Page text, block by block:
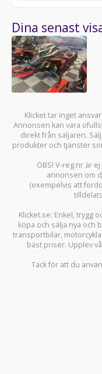
Dina senast
Klicket tar inget
Annonsen kan vara
direkt från säljaren.
produkter och tjänster
OBS! V-reg.nr är
annonsen om
(exempelvis att
Klicket.se: Enkel, trygg
köpa och sälja nya och
transportbilar,
bäst priser. Upplev
Tack för att du